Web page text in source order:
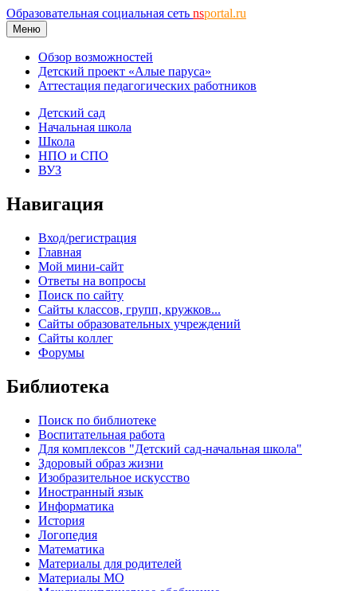
Образовательная социальная сеть nsportal.ru
Меню
Обзор возможностей
Детский проект «Алые паруса»
Аттестация педагогических работников
Детский сад
Начальная школа
Школа
НПО и СПО
ВУЗ
Навигация
Вход/регистрация
Главная
Мой мини-сайт
Ответы на вопросы
Поиск по сайту
Сайты классов, групп, кружков...
Сайты образовательных учреждений
Сайты коллег
Форумы
Библиотека
Поиск по библиотеке
Воспитательная работа
Для комплексов "Детский сад-начальная школа"
Здоровый образ жизни
Изобразительное искусство
Иностранный язык
Информатика
История
Логопедия
Математика
Материалы для родителей
Материалы МО